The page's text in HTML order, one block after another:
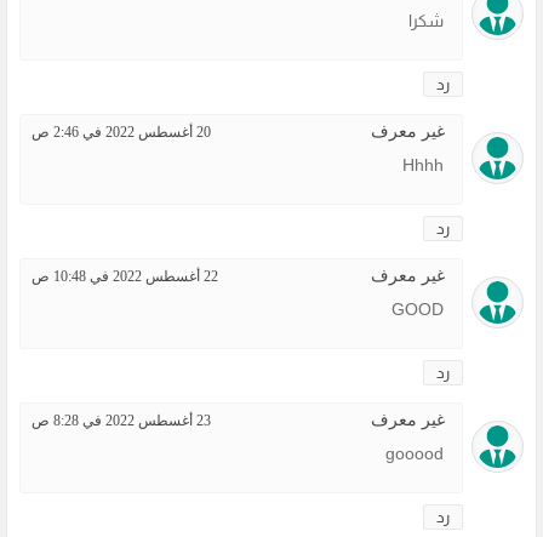
شكرا
رد
غير معرف 20 أغسطس 2022 في 2:46 ص
Hhhh
رد
غير معرف 22 أغسطس 2022 في 10:48 ص
GOOD
رد
غير معرف 23 أغسطس 2022 في 8:28 ص
gooood
رد